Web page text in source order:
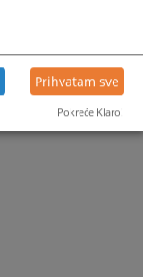
Prihvatam sve
Pokreće Klaro!